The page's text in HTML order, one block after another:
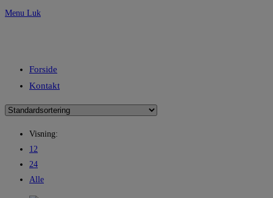
Menu Luk
Forside
Kontakt
Visning:
12
24
Alle